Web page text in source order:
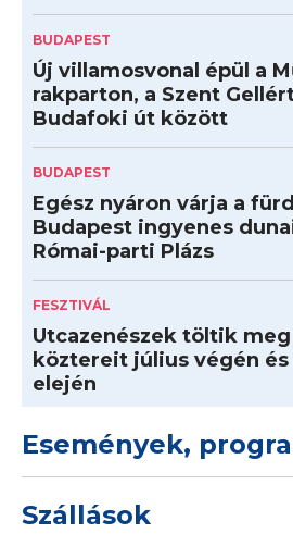
BUDAPEST
Új villamosvonal épül a
rakparton, a Szent
Budafoki út között
BUDAPEST
Egész nyáron várja a
Budapest ingyenes
Római-parti Plázs
FESZTIVÁL
Utcazenészek töltik
köztereit július végén és
elején
Események,
Szállások